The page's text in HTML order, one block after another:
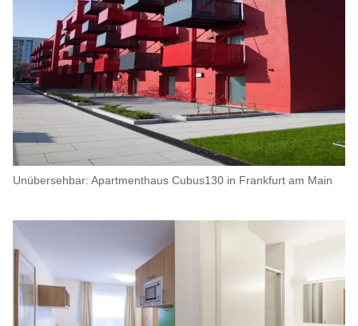
Unübersehbar: Apartmenthaus Cubus130 in Frankfurt am Main